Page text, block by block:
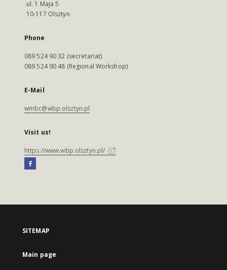
ul. 1 Maja 5
10-117 Olsztyn
Phone
089 524 90 32 (secretariat)
089 524 90 48 (Regional Workshop)
E-Mail
wmbc@wbp.olsztyn.pl
Visit us!
https://www.wbp.olsztyn.pl/
SITEMAP
Main page